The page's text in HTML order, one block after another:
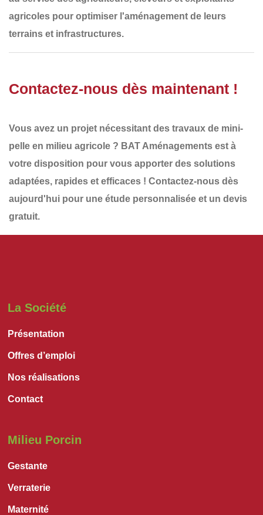
agricoles pour optimiser l'aménagement de leurs
terrains et infrastructures.
Contactez-nous dès maintenant !
Vous avez un projet nécessitant des travaux de mini-
pelle en milieu agricole ? BAT Aménagements est à
votre disposition pour vous apporter des solutions
adaptées, rapides et efficaces ! Contactez-nous dès
aujourd'hui pour une étude personnalisée et un devis
gratuit.
La Société
Présentation
Offres d’emploi
Nos réalisations
Contact
Milieu Porcin
Gestante
Verraterie
Maternité